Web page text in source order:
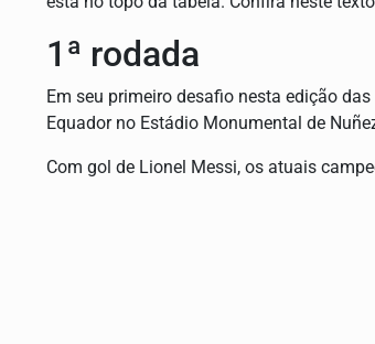
1ª rodada
Em seu primeiro desafio nesta edição
Equador no Estádio Monumental de
Com gol de Lionel Messi, os atuais